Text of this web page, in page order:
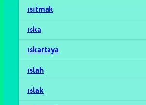
ısıtmak
ıska
ıskartaya
ıslah
ıslak